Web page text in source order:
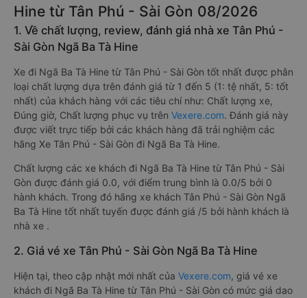
Hine từ Tân Phú - Sài Gòn 08/2026
1. Về chất lượng, review, đánh giá nhà xe Tân Phú -
Sài Gòn Ngã Ba Tà Hine
Xe đi Ngã Ba Tà Hine từ Tân Phú - Sài Gòn tốt nhất được phân
loại chất lượng dựa trên đánh giá từ 1 đến 5 (1: tệ nhất, 5: tốt
nhất) của khách hàng với các tiêu chí như: Chất lượng xe,
Đúng giờ, Chất lượng phục vụ trên Vexere.com. Đánh giá này
được viết trực tiếp bởi các khách hàng đã trải nghiệm các
hãng Xe Tân Phú - Sài Gòn đi Ngã Ba Tà Hine.
Chất lượng các xe khách đi Ngã Ba Tà Hine từ Tân Phú - Sài
Gòn được đánh giá 0.0, với điểm trung bình là 0.0/5 bởi 0
hành khách. Trong đó hãng xe khách Tân Phú - Sài Gòn Ngã
Ba Tà Hine tốt nhất tuyến được đánh giá /5 bởi hành khách là
nhà xe .
2. Giá vé xe Tân Phú - Sài Gòn Ngã Ba Tà Hine
Hiện tại, theo cập nhật mới nhất của Vexere.com, giá vé xe
khách đi Ngã Ba Tà Hine từ Tân Phú - Sài Gòn có mức giá dao